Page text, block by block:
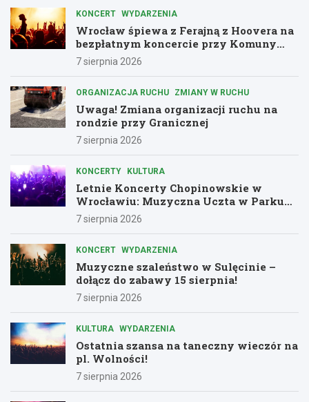
KONCERT WYDARZENIA
Wrocław śpiewa z Ferajną z Hoovera na
bezpłatnym koncercie przy Komuny
Paryskiej
7 sierpnia 2026
ORGANIZACJA RUCHU ZMIANY W RUCHU
Uwaga! Zmiana organizacji ruchu na
rondzie przy Granicznej
7 sierpnia 2026
KONCERTY KULTURA
Letnie Koncerty Chopinowskie w
Wrocławiu: Muzyczna Uczta w Parku
Południowym!
7 sierpnia 2026
KONCERT WYDARZENIA
Muzyczne szaleństwo w Sulęcinie –
dołącz do zabawy 15 sierpnia!
7 sierpnia 2026
KULTURA WYDARZENIA
Ostatnia szansa na taneczny wieczór na
pl. Wolności!
7 sierpnia 2026